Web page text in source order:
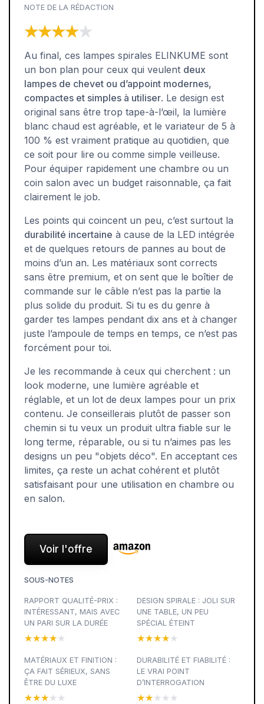
NOTE DE LA RÉDACTION
★★★★★
★★★★★
Au final, ces lampes spirales ELINKUME sont
un bon plan pour ceux qui veulent deux
lampes de chevet ou d’appoint modernes,
compactes et simples à utiliser. Le design est
original sans être trop tape-à-l’œil, la lumière
blanc chaud est agréable, et le variateur de 5 à
100 % est vraiment pratique au quotidien, que
ce soit pour lire ou comme simple veilleuse.
Pour équiper rapidement une chambre ou un
coin salon avec un budget raisonnable, ça fait
clairement le job.
Les points qui coincent un peu, c’est surtout la
durabilité incertaine à cause de la LED intégrée
et de quelques retours de pannes au bout de
moins d’un an. Les matériaux sont corrects
sans être premium, et on sent que le boîtier de
commande sur le câble n’est pas la partie la
plus solide du produit. Si tu es du genre à
garder tes lampes pendant dix ans et à changer
juste l’ampoule de temps en temps, ce n’est pas
forcément pour toi.
Je les recommande à ceux qui cherchent : un
look moderne, une lumière agréable et
réglable, et un lot de deux lampes pour un prix
contenu. Je conseillerais plutôt de passer son
chemin si tu veux un produit ultra fiable sur le
long terme, réparable, ou si tu n’aimes pas les
designs un peu "objets déco". En acceptant ces
limites, ça reste un achat cohérent et plutôt
satisfaisant pour une utilisation en chambre ou
en salon.
Voir l'offre
SOUS-NOTES
RAPPORT QUALITÉ-PRIX :
INTÉRESSANT, MAIS AVEC
UN PARI SUR LA DURÉE
★★★★★
★★★★★
DESIGN SPIRALE : JOLI SUR
UNE TABLE, UN PEU
SPÉCIAL ÉTEINT
★★★★★
★★★★★
MATÉRIAUX ET FINITION :
ÇA FAIT SÉRIEUX, SANS
ÊTRE DU LUXE
★★★★★
★★★★★
DURABILITÉ ET FIABILITÉ :
LE VRAI POINT
D’INTERROGATION
★★★★★
★★★★★